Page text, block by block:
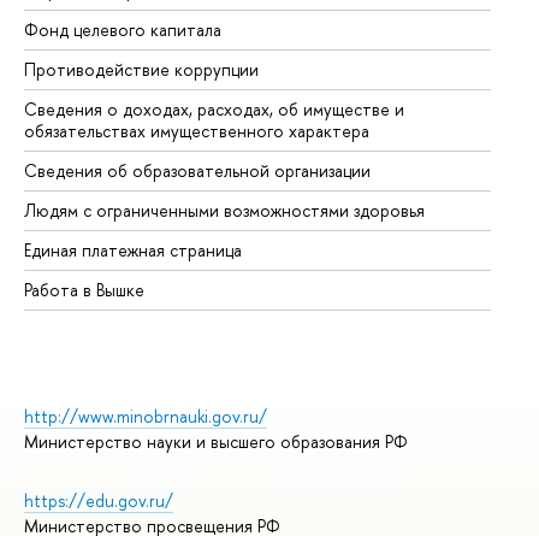
Фонд целевого капитала
Противодействие коррупции
Сведения о доходах, расходах, об имуществе и
обязательствах имущественного характера
Сведения об образовательной организации
Людям с ограниченными возможностями здоровья
Единая платежная страница
Работа в Вышке
http://www.minobrnauki.gov.ru/
Министерство науки и высшего образования РФ
https://edu.gov.ru/
Министерство просвещения РФ